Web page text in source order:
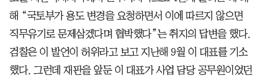
해 “국토부가 용도 변경을 요청하면서 이에 따르지 않으면
직무유기로 문제삼겠다며 협박했다”는 취지의 답변을 했다.
검찰은 이 발언이 허위라고 보고 지난해 9월 이 대표를 기소
했다. 그런데 재판을 앞둔 이 대표가 사업 담당 공무원이었던